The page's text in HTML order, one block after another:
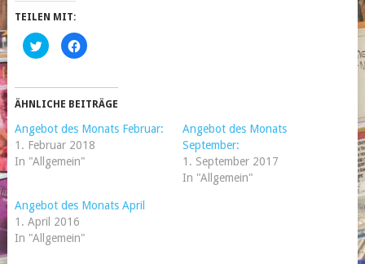
TEILEN MIT:
Klick,
um
teilen
(Wird
in
neuem
Fenster
geöffnet)
Klick,
um
teilen
(Wird
in
Fenster
geöffnet)
ÄHNLICHE BEITRÄGE
Angebot des Monats Februar:
1. Februar 2018
In "Allgemein"
Angebot des Monats
September:
1. September 2017
In "Allgemein"
Angebot des Monats April
1. April 2016
In "Allgemein"